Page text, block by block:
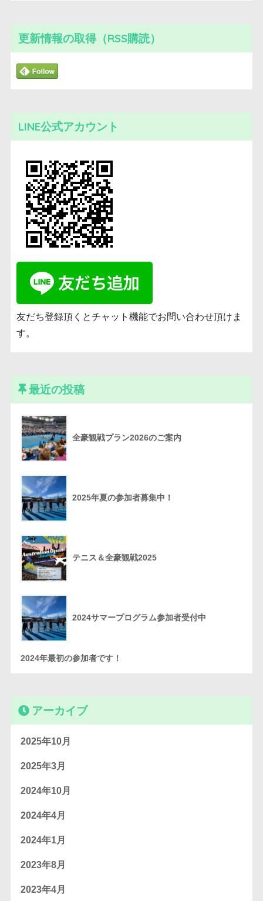
更新情報の取得（RSS購読）
LINE公式アカウント
友だち登録頂くとチャット機能でお問い合わせ頂けま
す。
最近の投稿
全豪観戦プラン2026のご案内
2025年夏の参加者募集中！
テニス＆全豪観戦2025
2024サマープログラム参加者受付中
2024年最初の参加者です！
アーカイブ
2025年10月
2025年3月
2024年10月
2024年4月
2024年1月
2023年8月
2023年4月